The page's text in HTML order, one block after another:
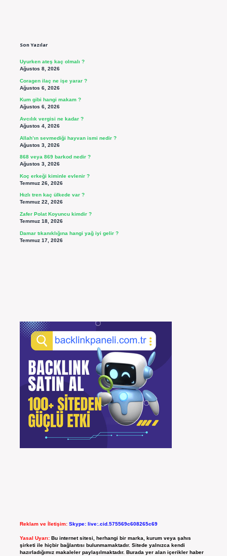
Son Yazılar
Uyurken ateş kaç olmalı ?
Ağustos 8, 2026
Coragen ilaç ne işe yarar ?
Ağustos 6, 2026
Kum gibi hangi makam ?
Ağustos 6, 2026
Avcılık vergisi ne kadar ?
Ağustos 4, 2026
Allah’ın sevmediği hayvan ismi nedir ?
Ağustos 3, 2026
868 veya 869 barkod nedir ?
Ağustos 3, 2026
Koç erkeği kiminle evlenir ?
Temmuz 26, 2026
Hızlı tren kaç ülkede var ?
Temmuz 22, 2026
Zafer Polat Koyuncu kimdir ?
Temmuz 18, 2026
Damar tıkanıklığına hangi yağ iyi gelir ?
Temmuz 17, 2026
Reklam ve İletişim: Skype: live:.cid.575569c608265c69
Yasal Uyarı: Bu internet sitesi, herhangi bir marka, kurum veya şahıs
şirketi ile hiçbir bağlantısı bulunmamaktadır. Sitede yalnızca kendi
hazırladığımız makaleler paylaşılmaktadır. Burada yer alan içerikler haber